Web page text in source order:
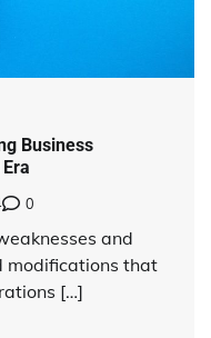
Business
0
and
modifications that
[…]